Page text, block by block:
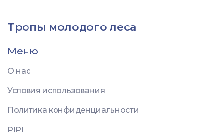
Тропы молодого леса
Меню
О нас
Условия использования
Политика конфиденциальности
PIPL